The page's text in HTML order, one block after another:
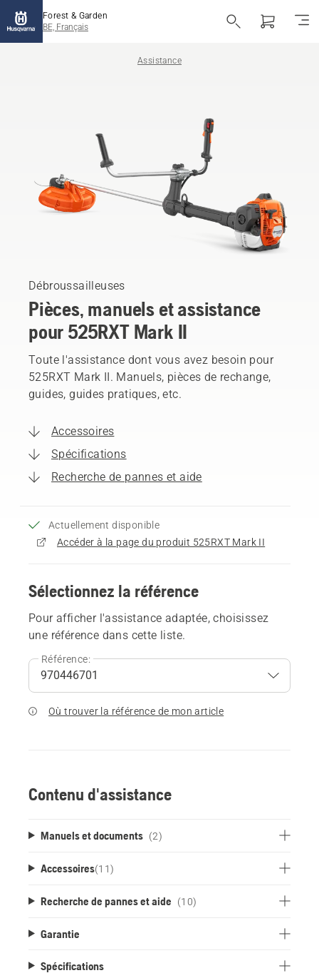
Forest & Garden
BE, Français
Assistance
Débroussailleuses
Pièces, manuels et assistance
pour 525RXT Mark II
Toute l'assistance dont vous avez besoin pour
525RXT Mark II. Manuels, pièces de rechange,
guides, guides pratiques, etc.
Accessoires
Spécifications
Recherche de pannes et aide
Actuellement disponible
Accéder à la page du produit 525RXT Mark II
Sélectionnez la référence
Pour afficher l'assistance adaptée, choisissez
une référence dans cette liste.
Référence:
Où trouver la référence de mon article
Contenu d'assistance
Manuels et documents (2)
Accessoires(11)
Recherche de pannes et aide (10)
Garantie
Spécifications